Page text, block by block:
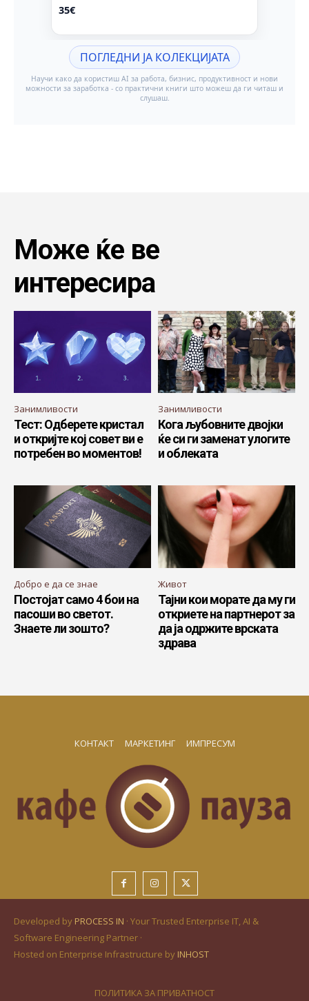
Може ќе ве
интересира
Занимливости
Тест: Одберете кристал
и откријте кој совет ви е
потребен во моментов!
Занимливости
Кога љубовните двојки
ќе си ги заменат улогите
и облеката
Добро е да се знае
Постојат само 4 бои на
пасоши во светот.
Знаете ли зошто?
Живот
Тајни кои морате да му ги
откриете на партнерот за
да ја одржите врската
здрава
КОНТАКТ МАРКЕТИНГ ИМПРЕСУМ
Developed by PROCESS IN · Your Trusted Enterprise IT, AI &
Software Engineering Partner ·
Hosted on Enterprise Infrastructure by INHOST
ПОЛИТИКА ЗА ПРИВАТНОСТ